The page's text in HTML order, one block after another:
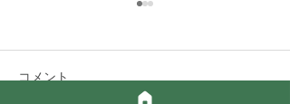
コメント